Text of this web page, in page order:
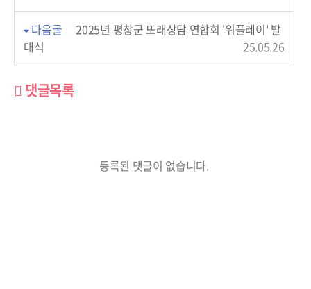
다음글
2025년 평창군 또래상담 연합회 '위플레이' 발
대식
25.05.26
댓글목록
등록된 댓글이 없습니다.